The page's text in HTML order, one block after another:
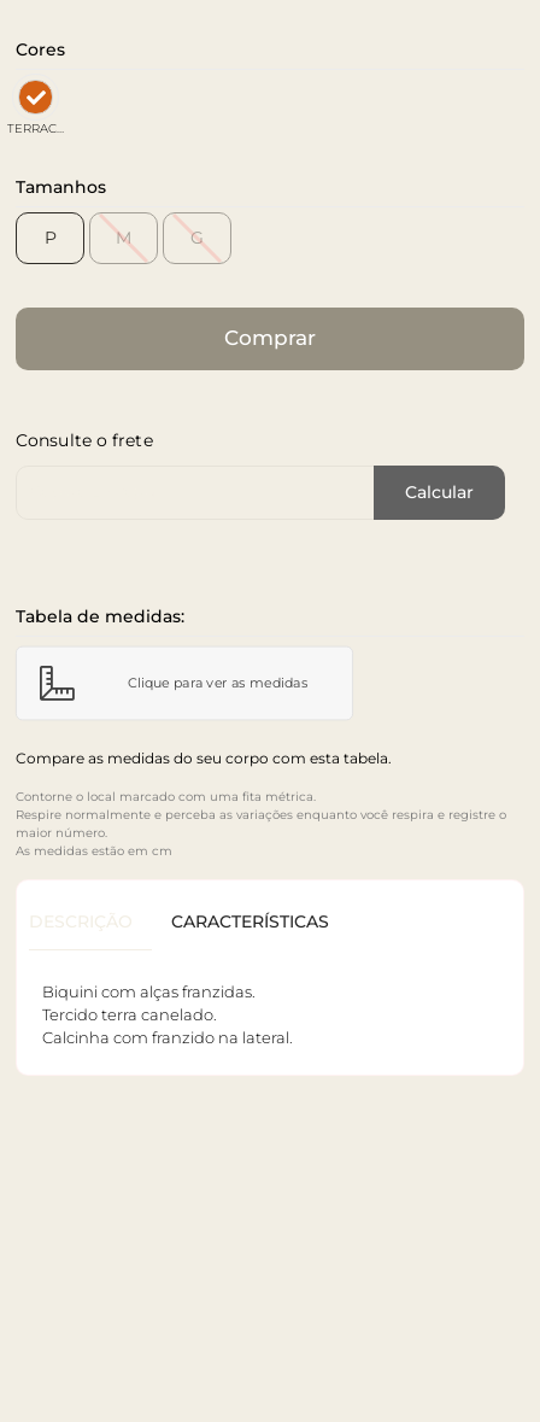
Cores
TERRACOTA
Tamanhos
P M G
Comprar
Consulte o frete
Calcular
Tabela de medidas:
Clique para ver as medidas
Compare as medidas do seu corpo com esta tabela.
Contorne o local marcado com uma fita métrica.
Respire normalmente e perceba as variações enquanto você respira e registre o
maior número.
As medidas estão em cm
DESCRIÇÃO CARACTERÍSTICAS
Biquini com alças franzidas.
Tercido terra canelado.
Calcinha com franzido na lateral.